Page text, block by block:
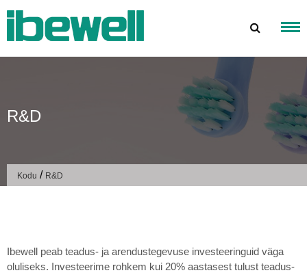
juurde
R&D
Kodu / R&D
Ibewell peab teadus- ja arendustegevuse investeeringuid väga
oluliseks. Investeerime rohkem kui 20% aastasest tulust teadus-